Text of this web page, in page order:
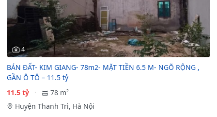
4
BÁN ĐẤT- KIM GIANG- 78m2- MẶT TIỀN 6.5 M- NGÕ RỘNG ,
GẦN Ô TÔ – 11.5 tỷ
11.5 tỷ
78 m²
Huyện Thanh Trì, Hà Nội